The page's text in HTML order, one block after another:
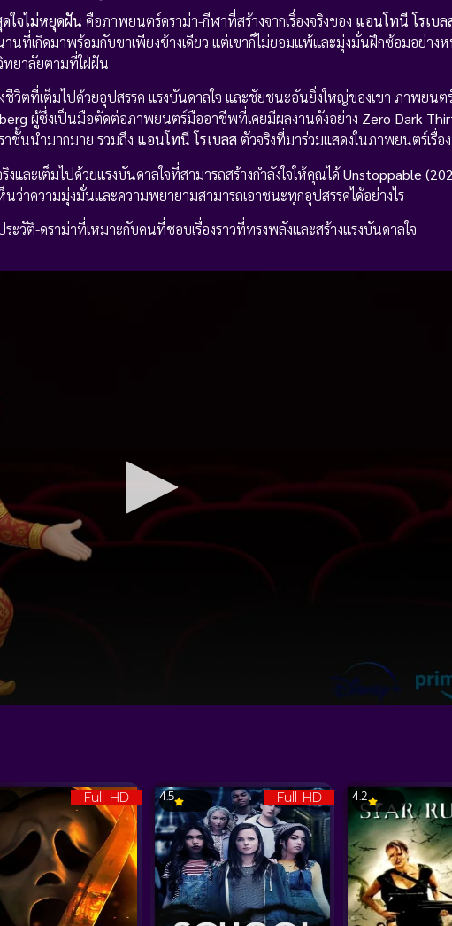
ใจไม่หยุดฝัน คือภาพยนตร์ดราม่า-กีฬาที่สร้างจากเรื่องจริงของ แอนโทนี โรเบล
นที่เกิดมาพร้อมกับขาเพียงข้างเดียว แต่เขาก็ไม่ยอมแพ้และมุ่งมั่นฝึกซ้อมอย่างห
ทยาลัยตามที่ใฝ่ฝัน
ตที่เต็มไปด้วยอุปสรรค แรงบันดาลใจ และชัยชนะอันยิ่งใหญ่ของเขา ภาพยนตร์
ผู้ซึ่งเป็นมือตัดต่อภาพยนตร์มืออาชีพที่เคยมีผลงานดังอย่าง Zero Dark
ชั้นนำมากมาย รวมถึง แอนโทนี โรเบลสตัวจริงที่มาร่วมแสดงในภาพยนตร์เรื่อ
และเต็มไปด้วยแรงบันดาลใจที่สามารถสร้างกำลังใจให้คุณได้Unstoppable
ว่าความมุ่งมั่นและความพยายามสามารถเอาชนะทุกอุปสรรคได้อย่างไร
วัติ-ดราม่าที่เหมาะกับคนที่ชอบเรื่องราวที่ทรงพลังและสร้างแรงบันดาลใจ
Full HD Full HD
4.5 4.2